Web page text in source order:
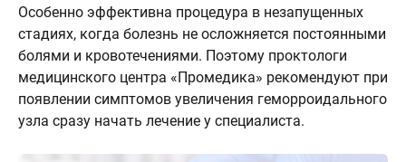
Особенно эффективна процедура в незапущенных
стадиях, когда болезнь не осложняется постоянными
болями и кровотечениями. Поэтому проктологи
медицинского центра «Промедика» рекомендуют при
появлении симптомов увеличения геморроидального
узла сразу начать лечение у специалиста.